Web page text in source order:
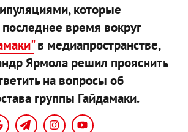
которые
время вокруг
в медиапространстве,
Ярмола решил прояснить
на вопросы об
группы Гайдамаки.